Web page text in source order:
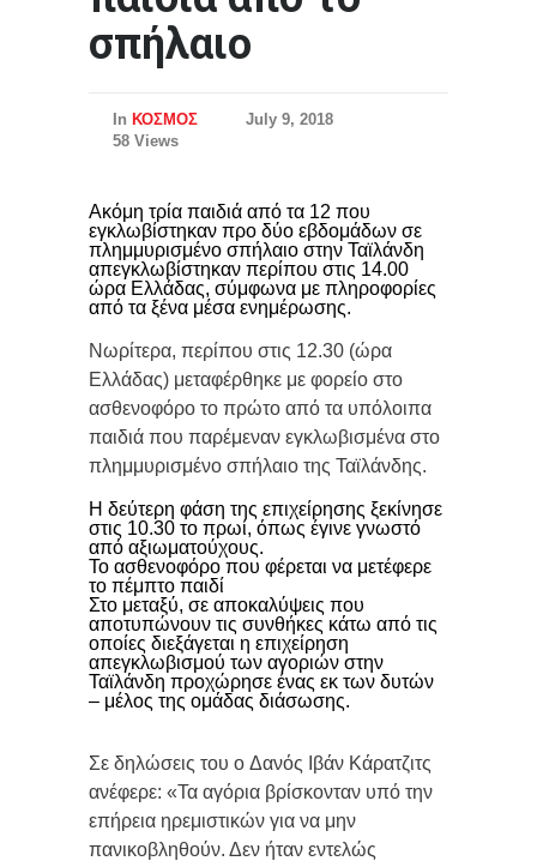
σπήλαιο
In ΚΟΣΜΟΣ
July 9, 2018
58 Views
Ακόμη τρία παιδιά από τα 12 που
εγκλωβίστηκαν προ δύο εβδομάδων σε
πλημμυρισμένο σπήλαιο στην Ταϊλάνδη
απεγκλωβίστηκαν περίπου στις 14.00
ώρα Ελλάδας, σύμφωνα με πληροφορίες
από τα ξένα μέσα ενημέρωσης.
Νωρίτερα, περίπου στις 12.30 (ώρα
Ελλάδας) μεταφέρθηκε με φορείο στο
ασθενοφόρο το πρώτο από τα υπόλοιπα
παιδιά που παρέμεναν εγκλωβισμένα στο
πλημμυρισμένο σπήλαιο της Ταϊλάνδης.
Η δεύτερη φάση της επιχείρησης ξεκίνησε
στις 10.30 το πρωί, όπως έγινε γνωστό
από αξιωματούχους.
Το ασθενοφόρο που φέρεται να μετέφερε
το πέμπτο παιδί
Στο μεταξύ, σε αποκαλύψεις που
αποτυπώνουν τις συνθήκες κάτω από τις
οποίες διεξάγεται η επιχείρηση
απεγκλωβισμού των αγοριών στην
Ταϊλάνδη προχώρησε ένας εκ των δυτών
– μέλος της ομάδας διάσωσης.
Σε δηλώσεις του o Δανός Ιβάν Κάρατζιτς
ανέφερε: «Τα αγόρια βρίσκονταν υπό την
επήρεια ηρεμιστικών για να μην
πανικοβληθούν. Δεν ήταν εντελώς